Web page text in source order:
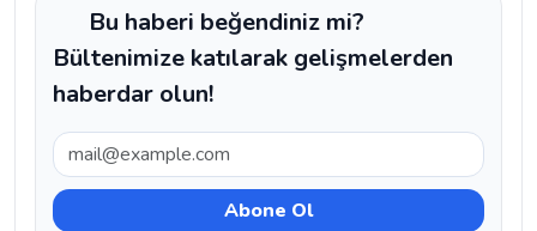
Bu haberi beğendiniz mi?
Bültenimize katılarak gelişmelerden
haberdar olun!